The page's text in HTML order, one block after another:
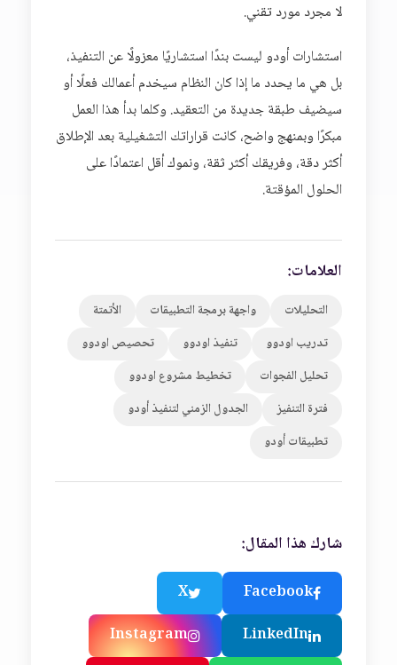
لا مجرد مورد تقني.
استشارات أودو ليست بندًا استشاريًا معزولًا عن التنفيذ،
بل هي ما يحدد ما إذا كان النظام سيخدم أعمالك فعلًا أو
سيضيف طبقة جديدة من التعقيد. وكلما بدأ هذا العمل
مبكرًا وبمنهج واضح، كانت قراراتك التشغيلية بعد الإطلاق
أكثر دقة، وفريقك أكثر ثقة، ونموك أقل اعتمادًا على
الحلول المؤقتة.
العلامات:
التحليلات واجهة برمجة التطبيقات
الأتمتة
تدريب اودوو
تنفيذ اودوو
تحصيص اودوو
تحليل الفجوات
تخطيط مشروع اودوو
فترة التنفيز
الجدول الزمني لتنفيذ أودو
تطبيقات أودو
شارك هذا المقال:
Facebook
X
LinkedIn
Instagram